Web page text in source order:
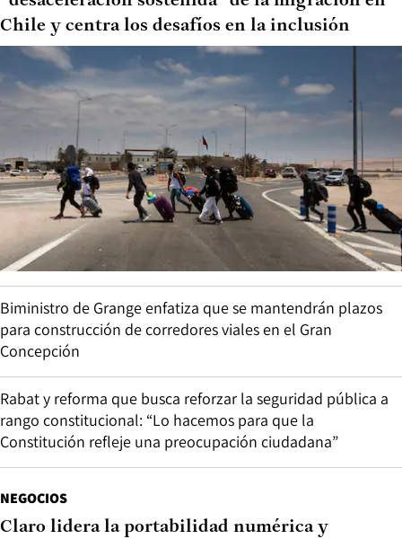
Chile y centra los desafíos en la inclusión
Biministro de Grange enfatiza que se mantendrán plazos
para construcción de corredores viales en el Gran
Concepción
Rabat y reforma que busca reforzar la seguridad pública a
rango constitucional: “Lo hacemos para que la
Constitución refleje una preocupación ciudadana”
NEGOCIOS
Claro lidera la portabilidad numérica y